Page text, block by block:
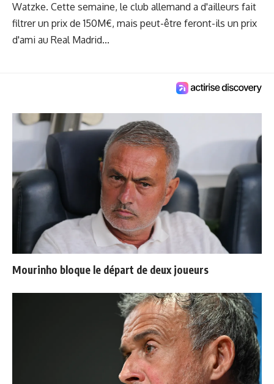
Watzke. Cette semaine, le club allemand a d'ailleurs fait
filtrer un prix de 150M€, mais peut-être feront-ils un prix
d'ami au Real Madrid...
Mourinho bloque le départ de deux joueurs